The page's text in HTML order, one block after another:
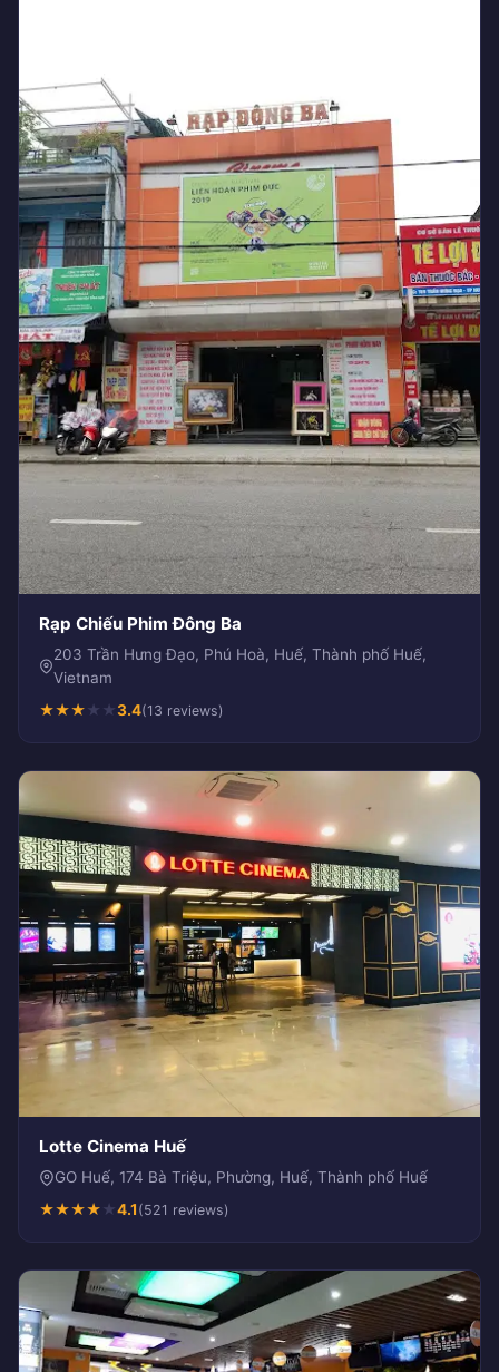
Rạp Chiếu Phim Đông Ba
203 Trần Hưng Đạo, Phú Hoà, Huế, Thành phố Huế,
Vietnam
★★★★ ★3.4(13 reviews)
Lotte Cinema Huế
GO Huế, 174 Bà Triệu, Phường, Huế, Thành phố Huế
★★★★★4.1 (521 reviews)